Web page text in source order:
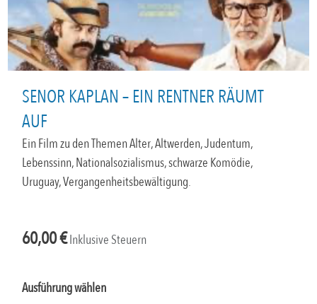
SENOR KAPLAN – EIN RENTNER RÄUMT
AUF
Ein Film zu den Themen Alter, Altwerden, Judentum,
Lebenssinn, Nationalsozialismus, schwarze Komödie,
Uruguay, Vergangenheitsbewältigung.
60,00€Inklusive Steuern
Ausführung wählen